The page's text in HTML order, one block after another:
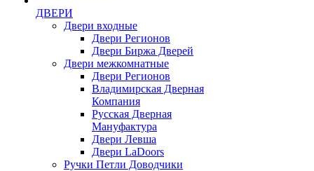
ДВЕРИ
Двери входные
Двери Регионов
Двери Биржа Дверей
Двери межкомнатные
Двери Регионов
Владимирская Дверная
Компания
Русская Дверная
Мануфактура
Двери Левша
Двери LaDoors
Ручки Петли Доводчики